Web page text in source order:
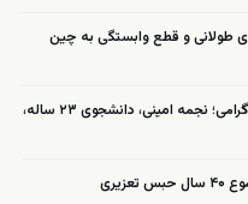
طولانی و قطع وابستگی به چین
اتهام «محاربه» برای چند استوری اینستاگرامی؛ نجمه امینی، دانشجوی ۲۳ ساله،